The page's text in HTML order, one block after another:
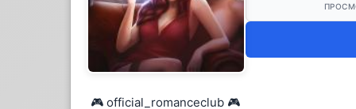
🎮 official_romanceclub 🎮